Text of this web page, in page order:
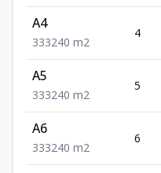
A4
333240 m2
4
A5
333240 m2
5
A6
333240 m2
6